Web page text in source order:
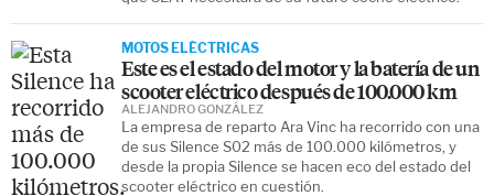
MOTOS ELÉCTRICAS
Este es el estado del motor y la batería de un
scooter eléctrico después de 100.000 km
La empresa de reparto Ara Vinc ha recorrido con una
de sus Silence S02 más de 100.000 kilómetros, y
desde la propia Silence se hacen eco del estado del
scooter eléctrico en cuestión.
ALEJANDRO GONZÁLEZ